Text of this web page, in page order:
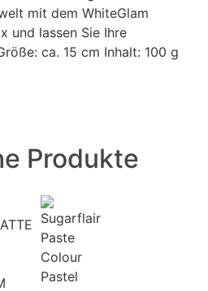
mit dem WhiteGlam
und lassen Sie Ihre
ca. 15 cm Inhalt: 100 g
Produkte